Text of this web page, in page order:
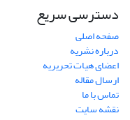
دسترسی سریع
صفحه اصلی
درباره نشریه
اعضای هیات تحریریه
ارسال مقاله
تماس با ما
نقشه سایت